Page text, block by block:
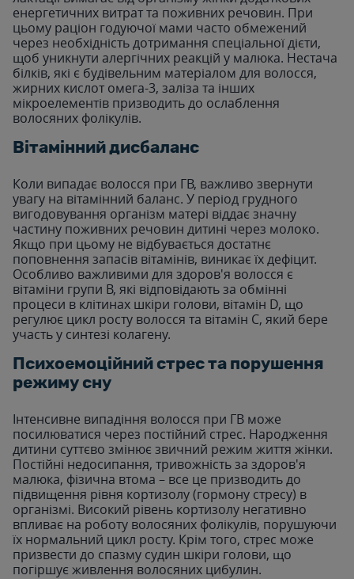
енергетичних витрат та поживних речовин. При
цьому раціон годуючої мами часто обмежений
через необхідність дотримання спеціальної дієти,
щоб уникнути алергічних реакцій у малюка. Нестача
білків, які є будівельним матеріалом для волосся,
жирних кислот омега-3, заліза та інших
мікроелементів призводить до ослаблення
волосяних фолікулів.
Вітамінний дисбаланс
Коли випадає волосся при ГВ, важливо звернути
увагу на вітамінний баланс. У період грудного
вигодовування організм матері віддає значну
частину поживних речовин дитині через молоко.
Якщо при цьому не відбувається достатнє
поповнення запасів вітамінів, виникає їх дефіцит.
Особливо важливими для здоров'я волосся є
вітаміни групи В, які відповідають за обмінні
процеси в клітинах шкіри голови, вітамін D, що
регулює цикл росту волосся та вітамін С, який бере
участь у синтезі колагену.
Психоемоційний стрес та порушення
режиму сну
Інтенсивне випадіння волосся при ГВ може
посилюватися через постійний стрес. Народження
дитини суттєво змінює звичний режим життя жінки.
Постійні недосипання, тривожність за здоров'я
малюка, фізична втома – все це призводить до
підвищення рівня кортизолу (гормону стресу) в
організмі. Високий рівень кортизолу негативно
впливає на роботу волосяних фолікулів, порушуючи
їх нормальний цикл росту. Крім того, стрес може
призвести до спазму судин шкіри голови, що
погіршує живлення волосяних цибулин.